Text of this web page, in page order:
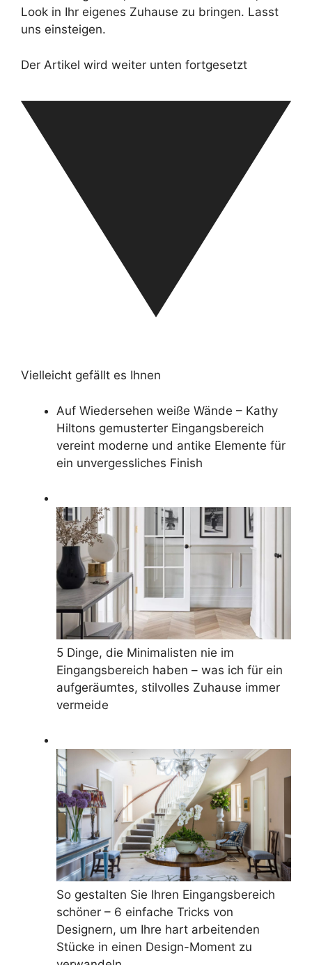
Look in Ihr eigenes Zuhause zu bringen. Lasst
uns einsteigen.
Der Artikel wird weiter unten fortgesetzt
Vielleicht gefällt es Ihnen
Auf Wiedersehen weiße Wände – Kathy
Hiltons gemusterter Eingangsbereich
vereint moderne und antike Elemente für
ein unvergessliches Finish
5 Dinge, die Minimalisten nie im
Eingangsbereich haben – was ich für ein
aufgeräumtes, stilvolles Zuhause immer
vermeide
So gestalten Sie Ihren Eingangsbereich
schöner – 6 einfache Tricks von
Designern, um Ihre hart arbeitenden
Stücke in einen Design-Moment zu